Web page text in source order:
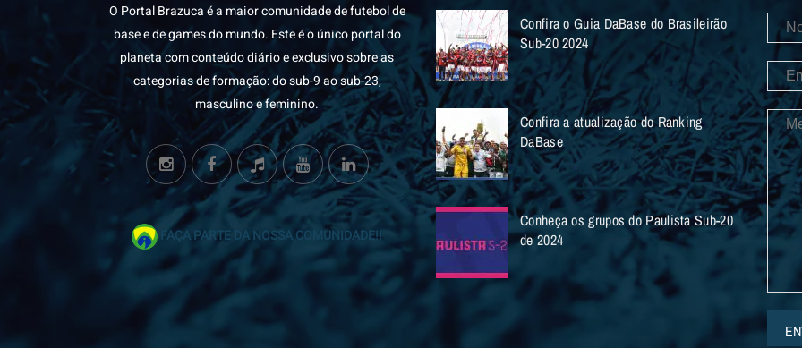
O Portal Brazuca é a maior comunidade de futebol de
base e de games do mundo. Este é o único portal do
planeta com conteúdo diário e exclusivo sobre as
categorias de formação: do sub-9 ao sub-23,
masculino e feminino.
FAÇA PARTE DA NOSSA COMUNIDADE!!
Confira o Guia DaBase do Brasileirão
Sub-20 2024
Confira a atualização do Ranking
DaBase
Conheça os grupos do Paulista Sub-20
de 2024